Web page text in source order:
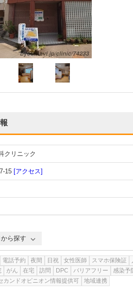
クリニック
15 [アクセス]
ら探す
電話予約 夜間 日祝 女性医師 スマホ保険証
がん 在宅 訪問 DPC バリアフリー
感染予
カンドオピニオン情報提供可 地域連携